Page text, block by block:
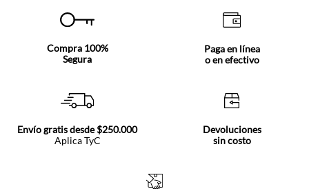
Compra 100%
Segura
Paga en línea
o en efectivo
Envío gratis desde $250.000
Aplica TyC
Devoluciones
sin costo